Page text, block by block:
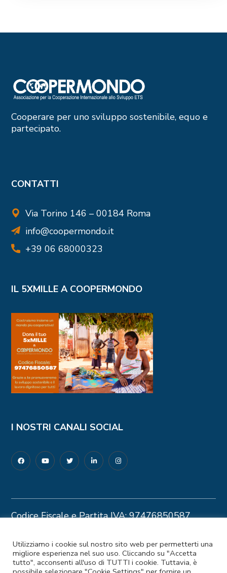
Cooperare per uno sviluppo sostenibile, equo e
partecipato.
CONTATTI
Via Torino 146 – 00184 Roma
info@coopermondo.it
+39 06 68000323
IL 5XMILLE A COOPERMONDO
I NOSTRI CANALI SOCIAL
Codice Fiscale e Partita IVA: 97476850587
© 2025 Coopermondo | Customizzato da
Ideapura.it
Utilizziamo i cookie sul nostro sito web per permetterti una
migliore esperienza nel suo uso. Cliccando su "Accetta
tutto", acconsenti all'uso di TUTTI i cookie. Tuttavia, è